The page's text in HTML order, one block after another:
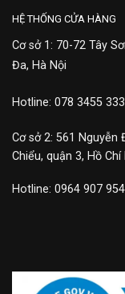
HỆ THỐNG CỬA HÀNG
Cơ sở 1: 70-72 Tây
Đa, Hà Nội
Hotline: 078 3455 333
Cơ sở 2: 561 Nguyễn
Chiểu, quận 3, Hồ Chí
Hotline: 0964 907 954